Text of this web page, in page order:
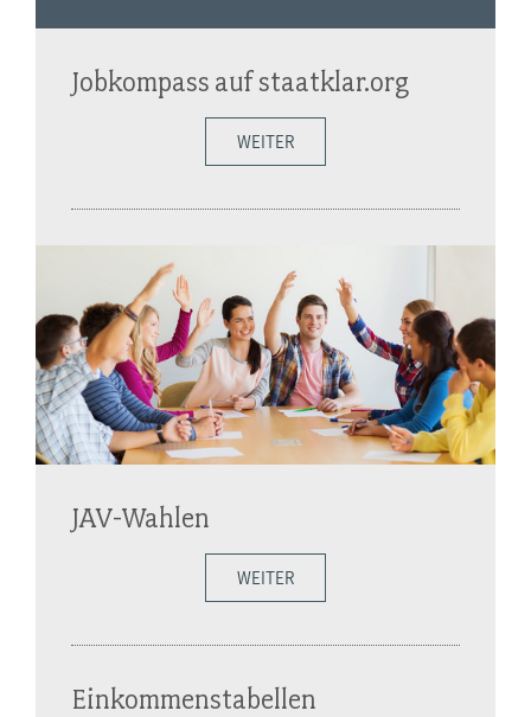
Jobkompass auf staatklar.org
WEITER
JAV-Wahlen
WEITER
Einkommenstabellen